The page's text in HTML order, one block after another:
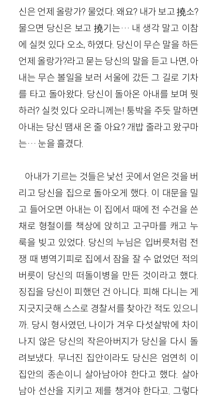
신은 언제 올랑가? 물었다. 왜요? 내가 보고 撓소?
물으면 당신은 보고 撓기는… 내 생각 말고 이참
에 실컷 있다 오소, 하였다. 당신이 무슨 말을 하든
언제 올랑가?라고 묻는 당신의 말을 듣고 나면, 아
내는 무슨 볼일을 보러 서울에 갔든 그 길로 기차
를 타고 돌아왔다. 당신이 돌아온 아내를 보며 뭣
하러? 실컷 있다 오라니께는! 퉁박을 주듯 말하면
아내는 당신 땜새 온 줄 아요? 개밥 줄라고 왔구마
는… 눈을 흘겼다.
아내가 기르는 것들은 낯선 곳에서 얻은 것을 버
리고 당신을 집으로 돌아오게 했다. 이 대문을 밀
고 들어오면 아내는 이 집에서 때에 전 수건을 쓴
채로 형철이를 책상에 앉히고 고구마를 캐고 누
룩을 빚고 있었다. 당신의 누님은 입버릇처럼 전
쟁 때 병역기피로 집에서 잠을 잘 수 없었던 적의
버릇이 당신의 떠돌이병을 만든 것이라고 했다.
징집을 당신이 피했던 건 아니다. 피해 다니는 게
지긋지긋해 스스로 경찰서를 찾아간 적도 있으니
까. 당시 형사였던, 나이가 겨우 다섯살밖에 차이
나지 않은 당신의 작은아버지가 당신을 다시 돌
려보냈다. 무너진 집안이라도 당신은 엄연히 이
집안의 종손이니 살아남아야 한다고 했다. 살아
남아 선산을 지키고 제를 챙겨야 한다고. 그렇다